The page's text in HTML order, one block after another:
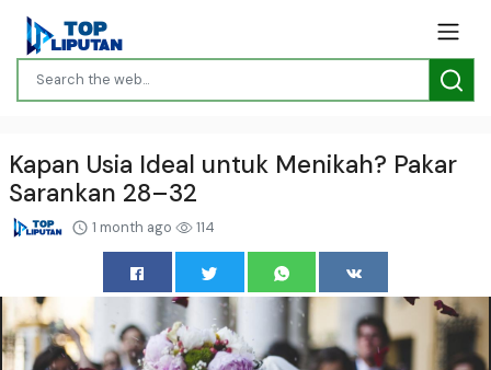
Kapan Usia Ideal untuk Menikah? Pakar
Sarankan 28–32
1 month ago 114